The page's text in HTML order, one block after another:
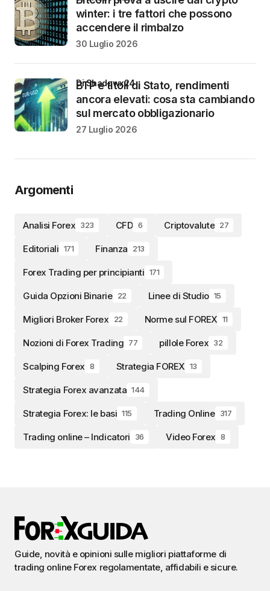
winter: i tre fattori che possono
accendere il rimbalzo
30 Luglio 2026
BTP e titoli di Stato, rendimenti
ancora elevati: cosa sta cambiando
sul mercato obbligazionario
di Shadowx24
27 Luglio 2026
Argomenti
Analisi Forex 323 CFD 6 Criptovalute 27
Editoriali 171 Finanza 213
Forex Trading per principianti 171
Guida Opzioni Binarie 22 Linee di Studio 15
Migliori Broker Forex 22 Norme sul FOREX 11
Nozioni di Forex Trading 77 pillole Forex 32
Scalping Forex 8 Strategia FOREX 13
Strategia Forex avanzata 144
Strategia Forex: le basi 115 Trading Online 317
Trading online – Indicatori 36 Video Forex 8
Guide, novità e opinioni sulle migliori piattaforme di
trading online Forex regolamentate, affidabili e sicure.